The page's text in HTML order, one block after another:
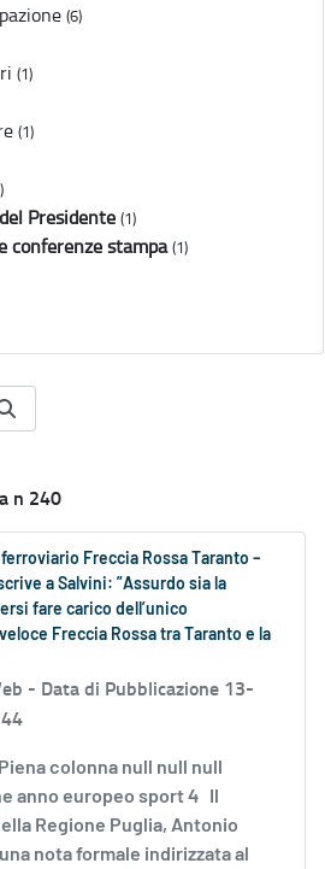
(6)
(1)
(1)
Presidente (1)
conferenze stampa (1)
n 240
Freccia Rossa Taranto –
a Salvini: ”Assurdo sia la
fare carico dell’unico
Freccia Rossa tra Taranto e la
- Data di Pubblicazione 13-
colonna null null null
anno europeo sport 4 Il
Regione Puglia, Antonio
nota formale indirizzata al